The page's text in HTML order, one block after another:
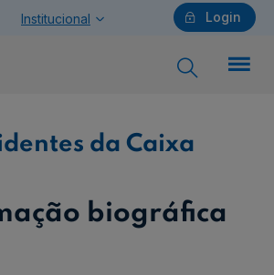
Login
Institucional
da Caixa
biográfica